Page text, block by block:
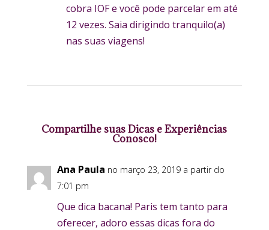
cobra IOF e você pode parcelar em até
12 vezes. Saia dirigindo tranquilo(a)
nas suas viagens!
Compartilhe suas Dicas e Experiências
Conosco!
Ana Paula no março 23, 2019 a partir do
7:01 pm
Que dica bacana! Paris tem tanto para
oferecer, adoro essas dicas fora do